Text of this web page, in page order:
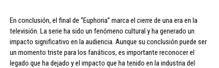
En conclusión, el final de “Euphoria” marca el cierre de una era en la
televisión. La serie ha sido un fenómeno cultural y ha generado un
impacto significativo en la audiencia. Aunque su conclusión puede ser
un momento triste para los fanáticos, es importante reconocer el
legado que ha dejado y el impacto que ha tenido en la industria del